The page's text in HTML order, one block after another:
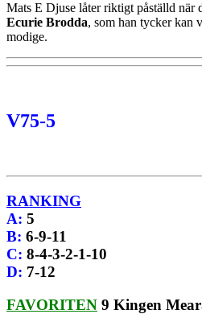
Mats E Djuse låter riktigt påställd när
Ecurie Brodda, som han tycker kan
modige.
V75-5
RANKING
A: 5
B: 6-9-11
C: 8-4-3-2-1-10
D: 7-12
FAVORITEN 9 Kingen